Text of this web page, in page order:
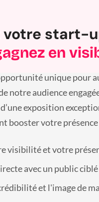
votre start-
en
unique pour
notre audience
exposition
booster votre présence
visibilité et votre
avec un public ciblé
et l'image de